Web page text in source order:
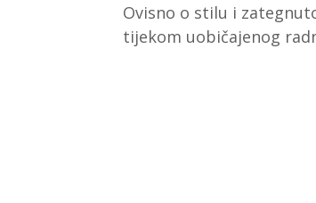
Ovisno o stilu i
tijekom uobičajenog